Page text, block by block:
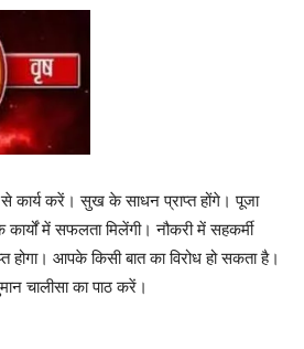
कार्य करें। सुख के साधन प्राप्त होंगे। पूजा
में सफलता मिलेंगी। नौकरी में सहकर्मी
होगा। आपके किसी बात का विरोध हो सकता है।
चालीसा का पाठ करें।